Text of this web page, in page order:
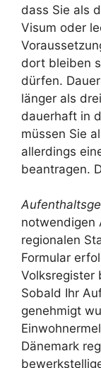
dass Sie als
Visum oder
dort bleiben
dürfen.
länger als
dauerhaft in
müssen Sie
allerdings
beantragen.
notwendigen
regionalen
Formular
Volksregister
Sobald Ihr
genehmigt
Dänemark